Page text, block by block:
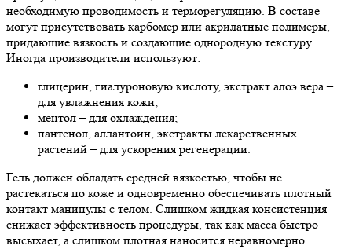
необходимую проводимость и терморегуляцию. В составе
могут присутствовать карбомер или акрилатные полимеры,
придающие вязкость и создающие однородную текстуру.
Иногда производители используют:
глицерин, гиалуроновую кислоту, экстракт алоэ вера –
для увлажнения кожи;
ментол – для охлаждения;
пантенол, аллантоин, экстракты лекарственных
растений – для ускорения регенерации.
Гель должен обладать средней вязкостью, чтобы не
растекаться по коже и одновременно обеспечивать плотный
контакт манипулы с телом. Слишком жидкая консистенция
снижает эффективность процедуры, так как масса быстро
высыхает, а слишком плотная наносится неравномерно.